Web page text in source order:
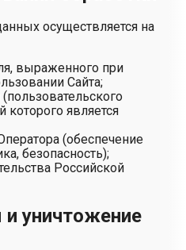
осуществляется на
выраженного при
Сайта;
которого является
(обеспечение
безопасность);
Российской
и уничтожение